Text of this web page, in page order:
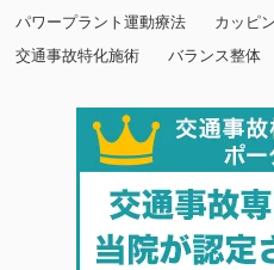
パワープラント運動療法
カッピ
交通事故特化施術
バランス整体